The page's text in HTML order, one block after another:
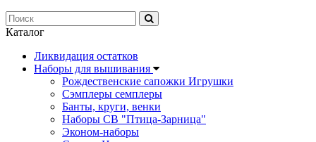
Каталог
Ликвидация остатков
Наборы для вышивания
Рождественские сапожки Игрушки
Сэмплеры семплеры
Банты, круги, венки
Наборы СВ "Птица-Зарница"
Эконом-наборы